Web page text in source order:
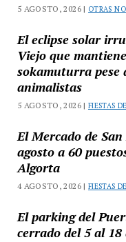
5 AGOSTO, 2026 | OTRAS
El eclipse solar
Viejo que
sokamuturra pese
animalistas
5 AGOSTO, 2026 |FIESTAS
El Mercado de
agosto a 60
Algorta
4 AGOSTO, 2026 |FIESTAS
El parking del
cerrado del 5 al